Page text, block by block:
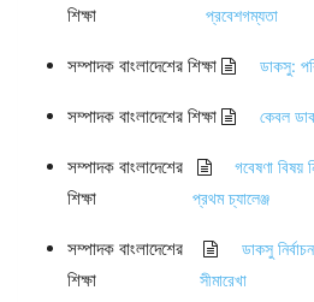
শিক্ষা
প্রবেশগম্যতা
সম্পাদক বাংলাদেশের শিক্ষা ডাকসু:
সম্পাদক বাংলাদেশের শিক্ষা কেবল
সম্পাদক বাংলাদেশের
শিক্ষা
গবেষণা বিষয়
প্রথম চ্যালেঞ্জ
সম্পাদক বাংলাদেশের
শিক্ষা
ডাকসু
সীমারেখা